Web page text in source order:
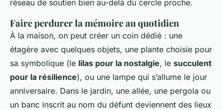
réseau de soutien bien au-delà du cercle proche.
Faire perdurer la mémoire au quotidien
À la maison, on peut créer un coin dédié : une
étagère avec quelques objets, une plante choisie pour
sa symbolique (le lilas pour la nostalgie, le succulent
pour la résilience), ou une lampe qui s’allume le jour
anniversaire. Dans le jardin, une allée, une pergola ou
un banc inscrit au nom du défunt deviennent des lieux